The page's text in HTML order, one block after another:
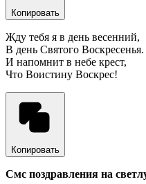
Копировать
Жду тебя я в день весенний,
В день Святого Воскресенья.
И напомнит в небе крест,
Что Воистину Воскрес!
Копировать
Смс поздравления на